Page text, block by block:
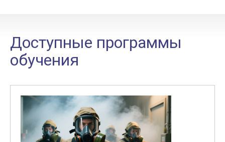
Доступные программы
обучения